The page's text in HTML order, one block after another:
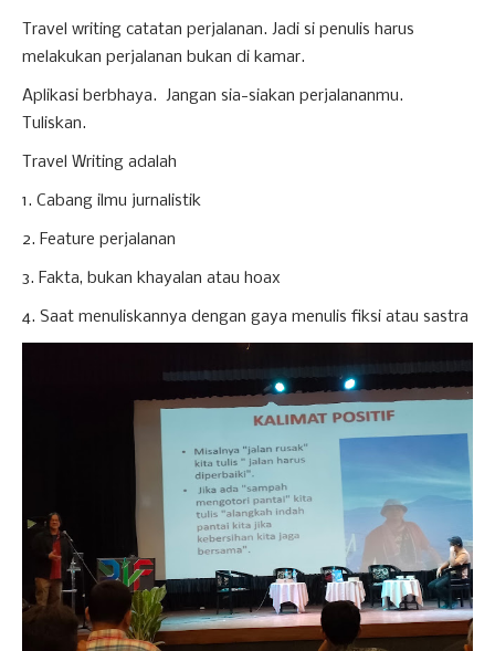
Travel writing catatan perjalanan. Jadi si penulis harus
melakukan perjalanan bukan di kamar.
Aplikasi berbhaya. Jangan sia-siakan perjalananmu.
Tuliskan.
Travel Writing adalah
1. Cabang ilmu jurnalistik
2. Feature perjalanan
3. Fakta, bukan khayalan atau hoax
4. Saat menuliskannya dengan gaya menulis fiksi atau sastra